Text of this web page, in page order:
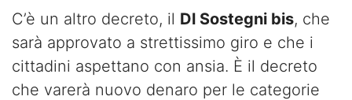
C’è un altro decreto, il Dl Sostegni bis, che
sarà approvato a strettissimo giro e che i
cittadini aspettano con ansia. È il decreto
che varerà nuovo denaro per le categorie